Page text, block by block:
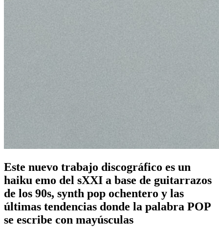
Este nuevo trabajo discográfico es un
haiku emo del sXXI a base de guitarrazos
de los 90s, synth pop ochentero y las
últimas tendencias donde la palabra POP
se escribe con mayúsculas